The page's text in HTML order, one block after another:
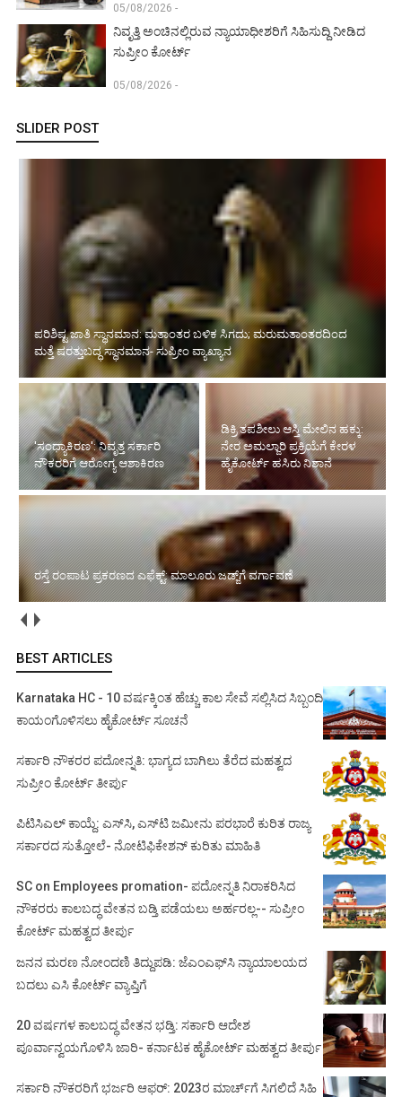
05/08/2026 -
ನಿವೃತ್ತಿ ಅಂಚಿನಲ್ಲಿರುವ ನ್ಯಾಯಾಧೀಶರಿಗೆ ಸಿಹಿಸುದ್ದಿ ನೀಡಿದ
ಸುಪ್ರೀಂ ಕೋರ್ಟ್‌
05/08/2026 -
SLIDER POST
'ಸಂಧ್ಯಾಕಿರಣ': ನಿವೃತ್ತ ಸರ್ಕಾರಿ ನೌಕರರಿಗೆ ಆರೋಗ್ಯ
ಆಶಾಕಿರಣ
ಡಿಕ್ರಿ ತಪಶೀಲು ಆಸ್ತಿ ಮೇಲಿನ ಹಕ್ಕು:
ನೇರ ಅಮಲ್ಜಾರಿ ಪ್ರಕ್ರಿಯೆಗೆ ಕೇರಳ
ಹೈಕೋರ್ಟ್ ಹಸಿರು ನಿಶಾನೆ
ರಸ್ತೆ ರಂಪಾಟ ಪ್ರಕರಣದ ಎಫೆಕ್ಟ್‌: ಮಾಲೂರು ಜಡ್ಜ್‌ಗೆ ವರ್ಗಾವಣೆ
ಅಂಗವೈಕಲ್ಯ ನೆಪದಲ್ಲಿ ಸೇವೆಯಿಂದ ವಜಾ: ಕಠಿಣ ಆದೇಶ ನೀಡಿದ ಸುಪ್ರೀಂ
ಕೋರ್ಟ್‌
BEST ARTICLES
Karnataka HC - 10 ವರ್ಷಕ್ಕಿಂತ ಹೆಚ್ಚು ಕಾಲ ಸೇವೆ ಸಲ್ಲಿಸಿದ ಸಿಬ್ಬಂದಿ
ಕಾಯಂಗೊಳಿಸಲು ಹೈಕೋರ್ಟ್ ಸೂಚನೆ
ಸರ್ಕಾರಿ ನೌಕರರ ಪದೋನ್ನತಿ: ಭಾಗ್ಯದ ಬಾಗಿಲು ತೆರೆದ ಮಹತ್ವದ
ಸುಪ್ರೀಂ ಕೋರ್ಟ್ ತೀರ್ಪು
ಪಿಟಿಸಿಎಲ್ ಕಾಯ್ದೆ: ಎಸ್‌ಸಿ, ಎಸ್‌ಟಿ ಜಮೀನು ಪರಭಾರೆ ಕುರಿತ ರಾಜ್ಯ
ಸರ್ಕಾರದ ಸುತ್ತೋಲೆ- ನೋಟಿಫಿಕೇಶನ್‌ ಕುರಿತು ಮಾಹಿತಿ
SC on Employees promation- ಪದೋನ್ನತಿ ನಿರಾಕರಿಸಿದ
ನೌಕರರು ಕಾಲಬದ್ಧ ವೇತನ ಬಡ್ತಿ ಪಡೆಯಲು ಅರ್ಹರಲ್ಲ-- ಸುಪ್ರೀಂ
ಕೋರ್ಟ್ ಮಹತ್ವದ ತೀರ್ಪು
ಜನನ ಮರಣ ನೋಂದಣಿ ತಿದ್ದುಪಡಿ: ಜೆಎಂಎಫ್‌ಸಿ ನ್ಯಾಯಾಲಯದ
ಬದಲು ಎಸಿ ಕೋರ್ಟ್‌ ವ್ಯಾಪ್ತಿಗೆ
20 ವರ್ಷಗಳ ಕಾಲಬದ್ಧ ವೇತನ ಭಡ್ತಿ: ಸರ್ಕಾರಿ ಆದೇಶ
ಪೂರ್ವಾನ್ವಯಗೊಳಿಸಿ ಜಾರಿ- ಕರ್ನಾಟಕ ಹೈಕೋರ್ಟ್ ಮಹತ್ವದ ತೀರ್ಪು
ಸರ್ಕಾರಿ ನೌಕರರಿಗೆ ಭರ್ಜರಿ ಆಫರ್: 2023ರ ಮಾರ್ಚ್‌ಗೆ ಸಿಗಲಿದೆ ಸಿಹಿ